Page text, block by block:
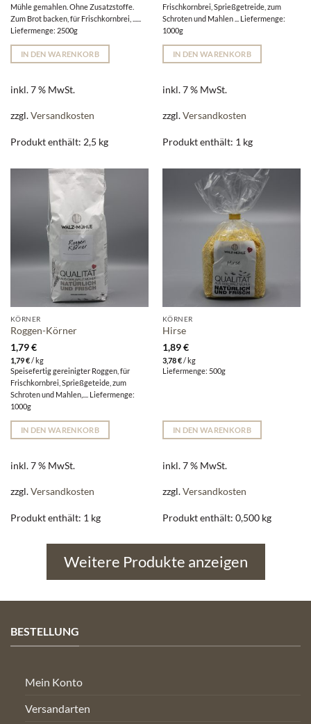
Mühle gemahlen. Ohne Zusatzstoffe.
Zum Brot backen, für Frischkornbrei, ......
Liefermenge: 2500g
IN DEN WARENKORB
inkl. 7 % MwSt.
zzgl.Versandkosten
Produkt enthält: 2,5 kg
Frischkornbrei, Sprießgetreide, zum
Schroten und Mahlen ... Liefermenge:
1000g
IN DEN WARENKORB
inkl. 7 % MwSt.
zzgl.Versandkosten
Produkt enthält: 1 kg
KÖRNER
Roggen-Körner
1,79€
1,79€/kg
Speisefertig gereinigter Roggen, für
Frischkornbrei, Sprießgeteide, zum
Schroten und Mahlen,.... Liefermenge:
1000g
IN DEN WARENKORB
inkl. 7 % MwSt.
zzgl.Versandkosten
Produkt enthält: 1 kg
KÖRNER
Hirse
1,89€
3,78€/kg
Liefermenge: 500g
IN DEN WARENKORB
inkl. 7 % MwSt.
zzgl.Versandkosten
Produkt enthält: 0,500 kg
Weitere Produkte anzeigen
BESTELLUNG
Mein Konto
Versandarten